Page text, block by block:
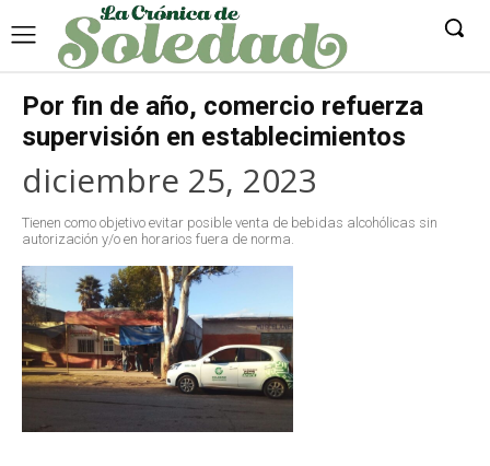
Por fin de año, comercio refuerza
supervisión en establecimientos
diciembre 25, 2023
Tienen como objetivo evitar posible venta de bebidas alcohólicas sin
autorización y/o en horarios fuera de norma.